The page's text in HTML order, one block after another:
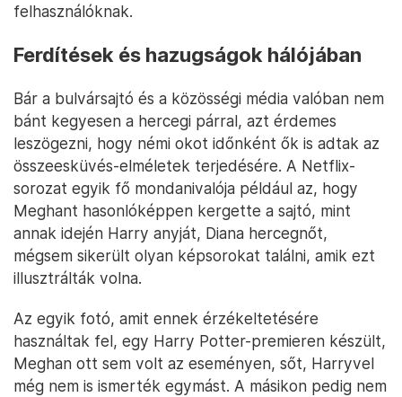
felhasználóknak.
Ferdítések és hazugságok hálójában
Bár a bulvársajtó és a közösségi média valóban nem
bánt kegyesen a hercegi párral, azt érdemes
leszögezni, hogy némi okot időnként ők is adtak az
összeesküvés-elméletek terjedésére. A Netflix-
sorozat egyik fő mondanivalója például az, hogy
Meghant hasonlóképpen kergette a sajtó, mint
annak idején Harry anyját, Diana hercegnőt,
mégsem sikerült olyan képsorokat találni, amik ezt
illusztrálták volna.
Az egyik fotó, amit ennek érzékeltetésére
használtak fel, egy Harry Potter-premieren készült,
Meghan ott sem volt az eseményen, sőt, Harryvel
még nem is ismerték egymást. A másikon pedig nem